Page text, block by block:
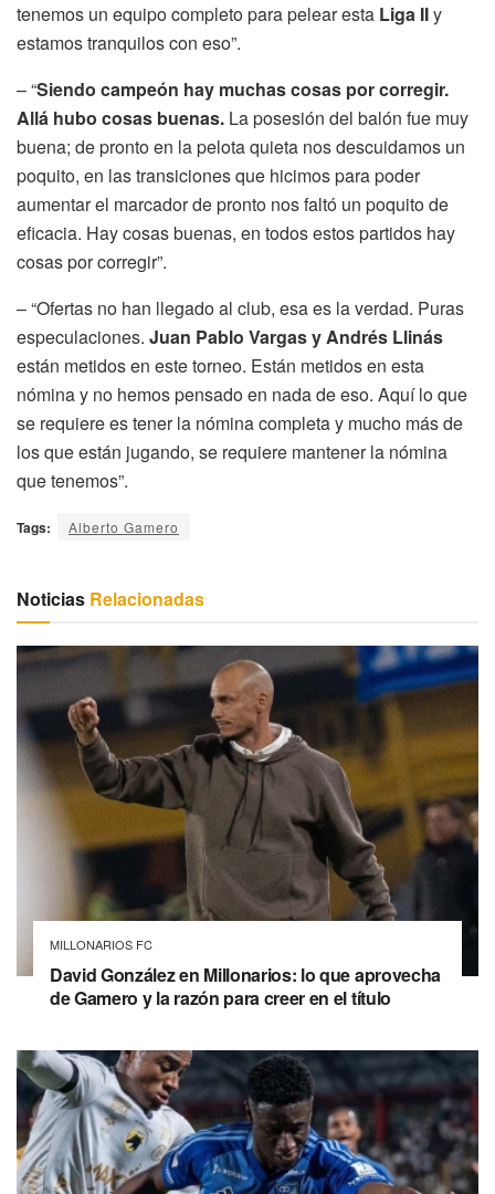
tenemos un equipo completo para pelear esta Liga IIy
estamos tranquilos con eso”.
– “Siendo campeón hay muchas cosas por corregir.
Allá hubo cosas buenas. La posesión del balón fue muy
buena; de pronto en la pelota quieta nos descuidamos un
poquito, en las transiciones que hicimos para poder
aumentar el marcador de pronto nos faltó un poquito de
eficacia. Hay cosas buenas, en todos estos partidos hay
cosas por corregir”.
– “Ofertas no han llegado al club, esa es la verdad. Puras
especulaciones. Juan Pablo Vargas y Andrés Llinás
están metidos en este torneo. Están metidos en esta
nómina y no hemos pensado en nada de eso. Aquí lo que
se requiere es tener la nómina completa y mucho más de
los que están jugando, se requiere mantener la nómina
que tenemos”.
Tags: Alberto Gamero
Noticias Relacionadas
MILLONARIOS FC
David González en Millonarios: lo que aprovecha
de Gamero y la razón para creer en el título